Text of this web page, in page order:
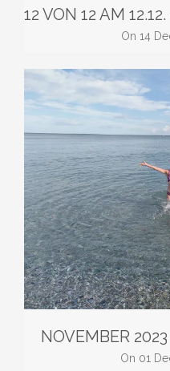
on 14
NOVEMBER
on 01